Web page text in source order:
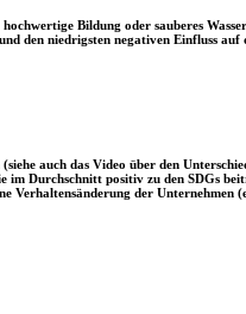
Bildung oder sauberes
den niedrigsten negativen Einfluss auf
auch das Video über den
Durchschnitt positiv zu den SDGs
Verhaltensänderung der Unternehmen